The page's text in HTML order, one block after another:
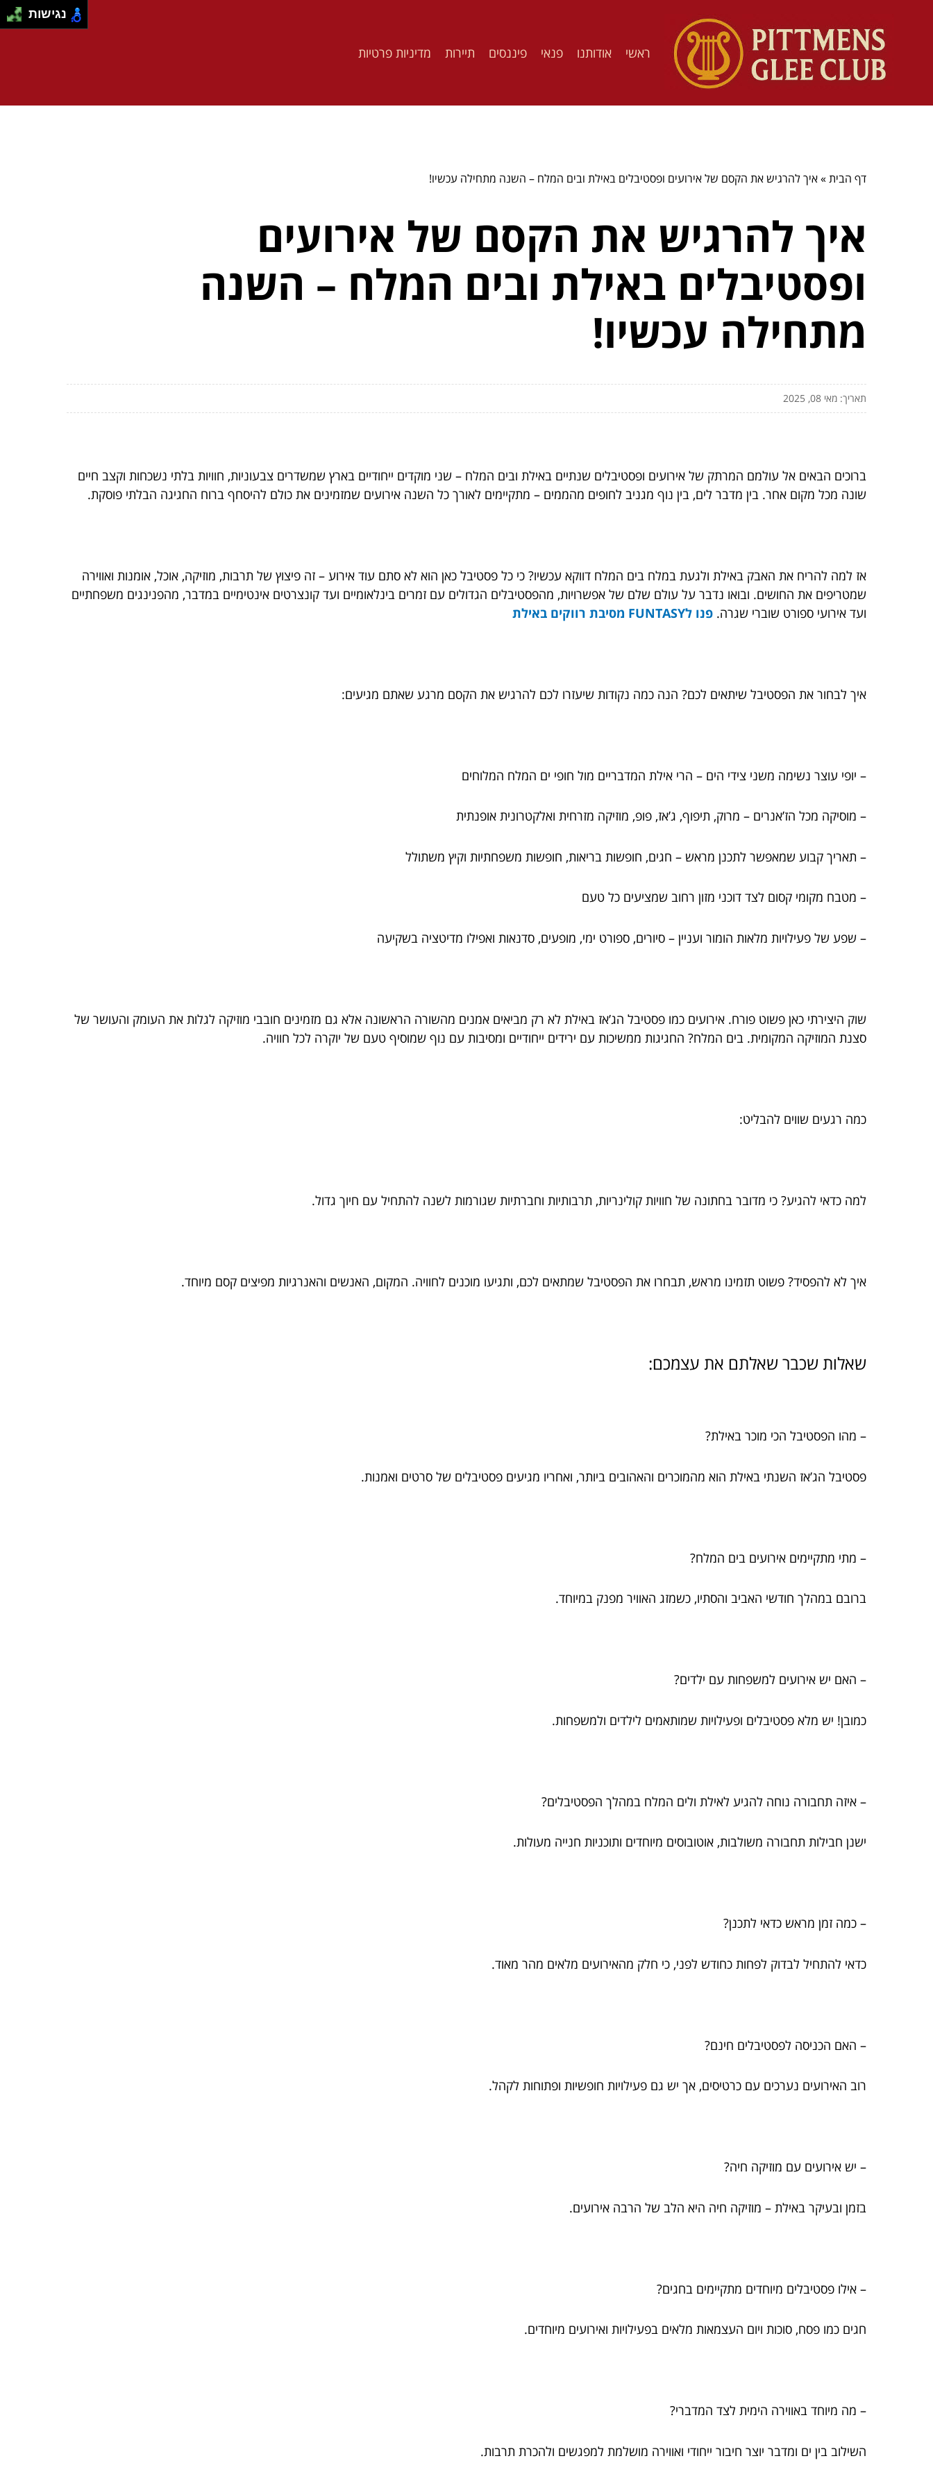
ראשי אודותנו פנאי פיננסים תיירות מדיניות פרטיות
דף הבית»איך להרגיש את הקסם של אירועים ופסטיבלים באילת ובים המלח – השנה מתחילה עכשיו!
איך להרגיש את הקסם של אירועים
ופסטיבלים באילת ובים המלח – השנה
מתחילה עכשיו!
תאריך: מאי 08, 2025
ברוכים הבאים אל עולמם המרתק של אירועים ופסטיבלים שנתיים באילת ובים המלח – שני מוקדים ייחודיים בארץ שמשדרים צבעוניות, חוויות בלתי נשכחות וקצב חיים
שונה מכל מקום אחר. בין מדבר לים, בין נוף מגניב לחופים מהממים – מתקיימים לאורך כל השנה אירועים שמזמינים את כולם להיסחף ברוח החגיגה הבלתי פוסקת.
אז למה להריח את האבק באילת ולגעת במלח בים המלח דווקא עכשיו? כי כל פסטיבל כאן הוא לא סתם עוד אירוע – זה פיצוץ של תרבות, מוזיקה, אוכל, אומנות ואווירה
שמטריפים את החושים. ובואו נדבר על עולם שלם של אפשרויות, מהפסטיבלים הגדולים עם זמרים בינלאומיים ועד קונצרטים אינטימיים במדבר, מהפנינגים משפחתיים
ועד אירועי ספורט שוברי שגרה. פנו לFUNTASY מסיבת רווקים באילת
איך לבחור את הפסטיבל שיתאים לכם? הנה כמה נקודות שיעזרו לכם להרגיש את הקסם מרגע שאתם מגיעים:
– יופי עוצר נשימה משני צידי הים – הרי אילת המדבריים מול חופי ים המלח המלוחים
– מוסיקה מכל הז’אנרים – מרוק, תיפוף, ג’אז, פופ, מוזיקה מזרחית ואלקטרונית אופנתית
– תאריך קבוע שמאפשר לתכנן מראש – חגים, חופשות בריאות, חופשות משפחתיות וקיץ משתולל
– מטבח מקומי קסום לצד דוכני מזון רחוב שמציעים כל טעם
– שפע של פעילויות מלאות הומור ועניין – סיורים, ספורט ימי, מופעים, סדנאות ואפילו מדיטציה בשקיעה
שוק היצירתי כאן פשוט פורח. אירועים כמו פסטיבל הג’אז באילת לא רק מביאים אמנים מהשורה הראשונה אלא גם מזמינים חובבי מוזיקה לגלות את העומק והעושר של
סצנת המוזיקה המקומית. בים המלח? החגיגות ממשיכות עם ירידים ייחודיים ומסיבות עם נוף שמוסיף טעם של יוקרה לכל חוויה.
כמה רגעים שווים להבליט:
למה כדאי להגיע? כי מדובר בחתונה של חוויות קולינריות, תרבותיות וחברתיות שגורמות לשנה להתחיל עם חיוך גדול.
איך לא להפסיד? פשוט תזמינו מראש, תבחרו את הפסטיבל שמתאים לכם, ותגיעו מוכנים לחוויה. המקום, האנשים והאנרגיות מפיצים קסם מיוחד.
שאלות שכבר שאלתם את עצמכם:
– מהו הפסטיבל הכי מוכר באילת?
פסטיבל הג’אז השנתי באילת הוא מהמוכרים והאהובים ביותר, ואחריו מגיעים פסטיבלים של סרטים ואמנות.
– מתי מתקיימים אירועים בים המלח?
ברובם במהלך חודשי האביב והסתיו, כשמזג האוויר מפנק במיוחד.
– האם יש אירועים למשפחות עם ילדים?
כמובן! יש מלא פסטיבלים ופעילויות שמותאמים לילדים ולמשפחות.
– איזה תחבורה נוחה להגיע לאילת ולים המלח במהלך הפסטיבלים?
ישנן חבילות תחבורה משולבות, אוטובוסים מיוחדים ותוכניות חנייה מעולות.
– כמה זמן מראש כדאי לתכנן?
כדאי להתחיל לבדוק לפחות כחודש לפני, כי חלק מהאירועים מלאים מהר מאוד.
– האם הכניסה לפסטיבלים חינם?
רוב האירועים נערכים עם כרטיסים, אך יש גם פעילויות חופשיות ופתוחות לקהל.
– יש אירועים עם מוזיקה חיה?
בזמן ובעיקר באילת – מוזיקה חיה היא הלב של הרבה אירועים.
– אילו פסטיבלים מיוחדים מתקיימים בחגים?
חגים כמו פסח, סוכות ויום העצמאות מלאים בפעילויות ואירועים מיוחדים.
– מה מיוחד באווירה הימית לצד המדברי?
השילוב בין ים ומדבר יוצר חיבור ייחודי ואווירה מושלמת למפגשים ולהכרת תרבות.
נגישות